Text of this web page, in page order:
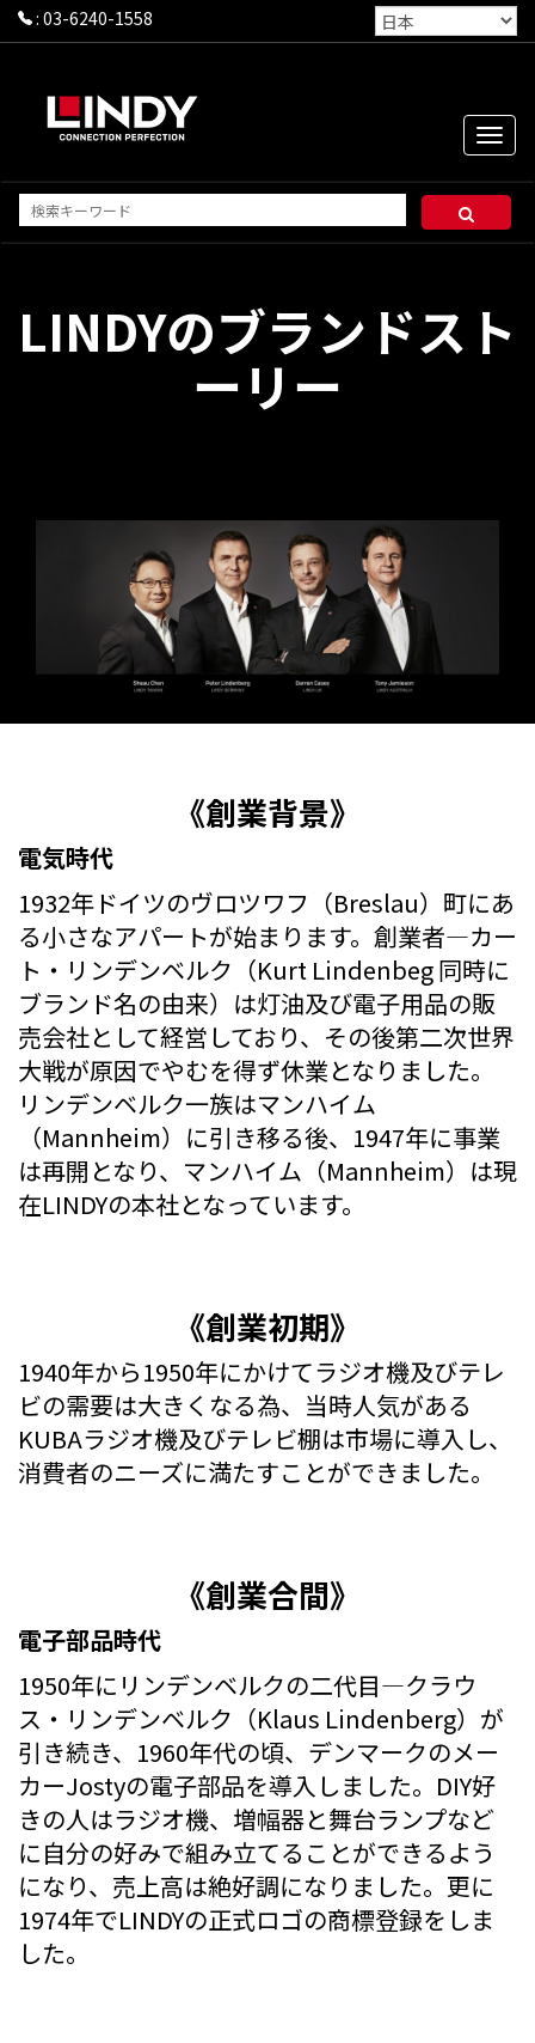
: 03-6240-1558
Toggle
LINDYのブランドスト
ーリー
《創業背景》
電気時代
1932年ドイツのヴロツワフ（Breslau）町にあ
る小さなアパートが始まります。創業者―カー
ト・リンデンベルク（Kurt Lindenbeg 同時に
ブランド名の由来）は灯油及び電子用品の販
売会社として経営しており、その後第二次世界
大戦が原因でやむを得ず休業となりました。
リンデンベルク一族はマンハイム
（Mannheim）に引き移る後、1947年に事業
は再開となり、マンハイム（Mannheim）は現
在LINDYの本社となっています。
《創業初期》
1940年から1950年にかけてラジオ機及びテレ
ビの需要は大きくなる為、当時人気がある
KUBAラジオ機及びテレビ棚は市場に導入し、
消費者のニーズに満たすことができました。
《創業合間》
電子部品時代
1950年にリンデンベルクの二代目―クラウ
ス・リンデンベルク（Klaus Lindenberg）が
引き続き、1960年代の頃、デンマークのメー
カーJostyの電子部品を導入しました。DIY好
きの人はラジオ機、増幅器と舞台ランプなど
に自分の好みで組み立てることができるよう
になり、売上高は絶好調になりました。更に
1974年でLINDYの正式ロゴの商標登録をしま
した。